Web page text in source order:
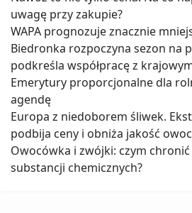
uwagę przy zakupie?
WAPA prognozuje znacznie
Biedronka rozpoczyna sezon na
podkreśla współpracę z
Emerytury proporcjonalne dla
agendę
Europa z niedoborem śliwek.
podbija ceny i obniża jakość
Owocówka i zwójki: czym
substancji chemicznych?